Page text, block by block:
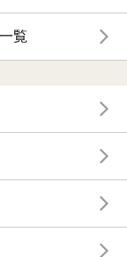
覧